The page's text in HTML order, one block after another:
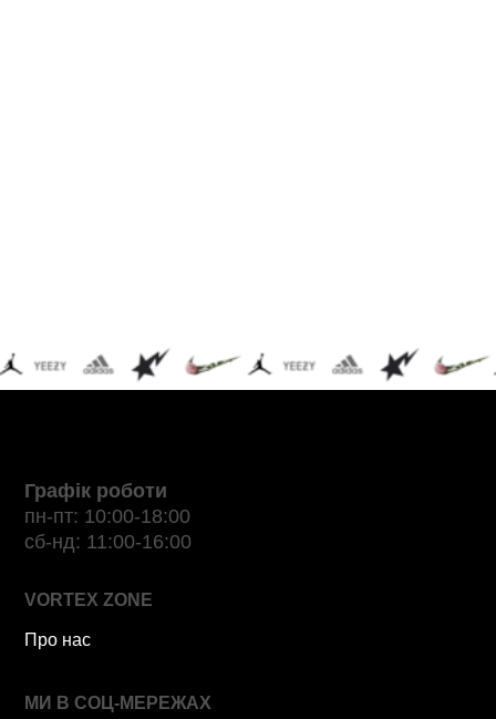
Графік роботи
пн-пт: 10:00-18:00
сб-нд: 11:00-16:00
VORTEX ZONE
Про нас
МИ В СОЦ-МЕРЕЖАХ